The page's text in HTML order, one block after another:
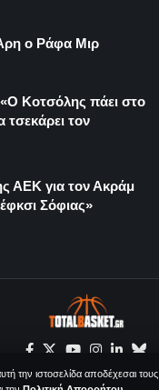
την ιστοσελίδα αποδέχεσαι τους
ο Ράφα Μιρ
Κοτσόλης πάει στο
τσεκάρει τον
ΑΕΚ για τον Ακράμ
Σόφιας»